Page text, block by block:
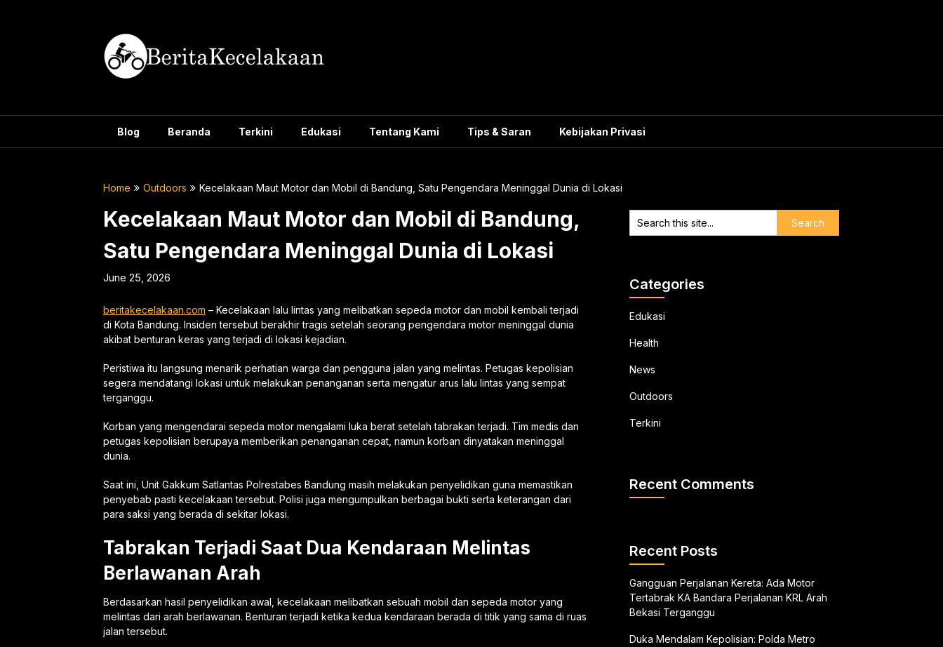
Blog Beranda Terkini Edukasi Tentang Kami Tips & Saran Kebijakan Privasi
Home Outdoors Kecelakaan Maut Motor dan Mobil di Bandung, Satu Pengendara Meninggal Dunia di Lokasi
Kecelakaan Maut Motor dan Mobil di Bandung,
Satu Pengendara Meninggal Dunia di Lokasi
June 25, 2026
beritakecelakaan.com – Kecelakaan lalu lintas yang melibatkan sepeda motor dan mobil kembali terjadi
di Kota Bandung. Insiden tersebut berakhir tragis setelah seorang pengendara motor meninggal dunia
akibat benturan keras yang terjadi di lokasi kejadian.
Peristiwa itu langsung menarik perhatian warga dan pengguna jalan yang melintas. Petugas kepolisian
segera mendatangi lokasi untuk melakukan penanganan serta mengatur arus lalu lintas yang sempat
terganggu.
Korban yang mengendarai sepeda motor mengalami luka berat setelah tabrakan terjadi. Tim medis dan
petugas kepolisian berupaya memberikan penanganan cepat, namun korban dinyatakan meninggal
dunia.
Saat ini, Unit Gakkum Satlantas Polrestabes Bandung masih melakukan penyelidikan guna memastikan
penyebab pasti kecelakaan tersebut. Polisi juga mengumpulkan berbagai bukti serta keterangan dari
para saksi yang berada di sekitar lokasi.
Tabrakan Terjadi Saat Dua Kendaraan Melintas
Berlawanan Arah
Berdasarkan hasil penyelidikan awal, kecelakaan melibatkan sebuah mobil dan sepeda motor yang
melintas dari arah berlawanan. Benturan terjadi ketika kedua kendaraan berada di titik yang sama di ruas
jalan tersebut.
Categories
Edukasi
Health
News
Outdoors
Terkini
Recent Comments
Recent Posts
Gangguan Perjalanan Kereta: Ada Motor
Tertabrak KA Bandara Perjalanan KRL Arah
Bekasi Terganggu
Duka Mendalam Kepolisian: Polda Metro